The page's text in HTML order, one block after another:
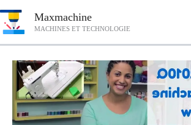
au
Maxmachine
MACHINES ET TECHNOLOGIE